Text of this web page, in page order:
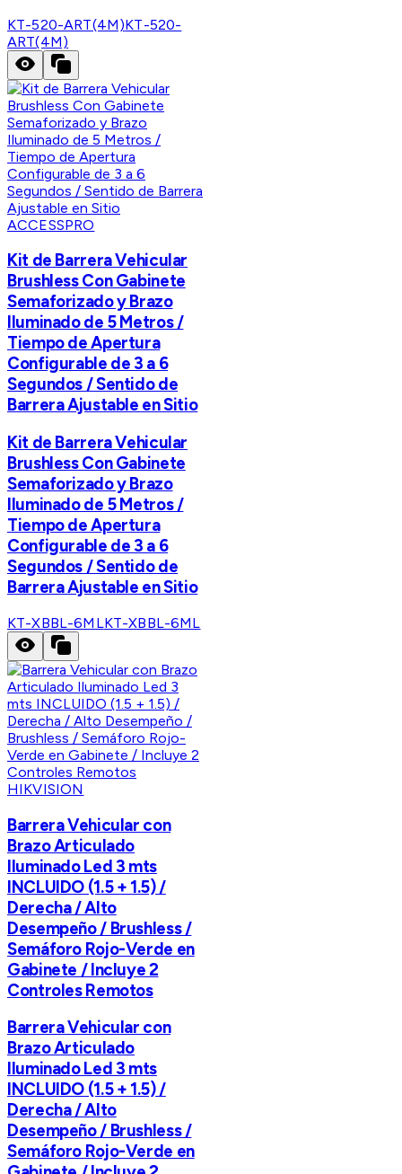
KT-520-ART(4M)KT-520-
ART(4M)
ACCESSPRO
Kit de Barrera Vehicular
Brushless Con Gabinete
Semaforizado y Brazo
Iluminado de 5 Metros /
Tiempo de Apertura
Configurable de 3 a 6
Segundos / Sentido de
Barrera Ajustable en Sitio
Kit de Barrera Vehicular
Brushless Con Gabinete
Semaforizado y Brazo
Iluminado de 5 Metros /
Tiempo de Apertura
Configurable de 3 a 6
Segundos / Sentido de
Barrera Ajustable en Sitio
KT-XBBL-6MLKT-XBBL-6ML
HIKVISION
Barrera Vehicular con
Brazo Articulado
Iluminado Led 3 mts
INCLUIDO (1.5 + 1.5) /
Derecha / Alto
Desempeño / Brushless /
Semáforo Rojo-Verde en
Gabinete / Incluye 2
Controles Remotos
Barrera Vehicular con
Brazo Articulado
Iluminado Led 3 mts
INCLUIDO (1.5 + 1.5) /
Derecha / Alto
Desempeño / Brushless /
Semáforo Rojo-Verde en